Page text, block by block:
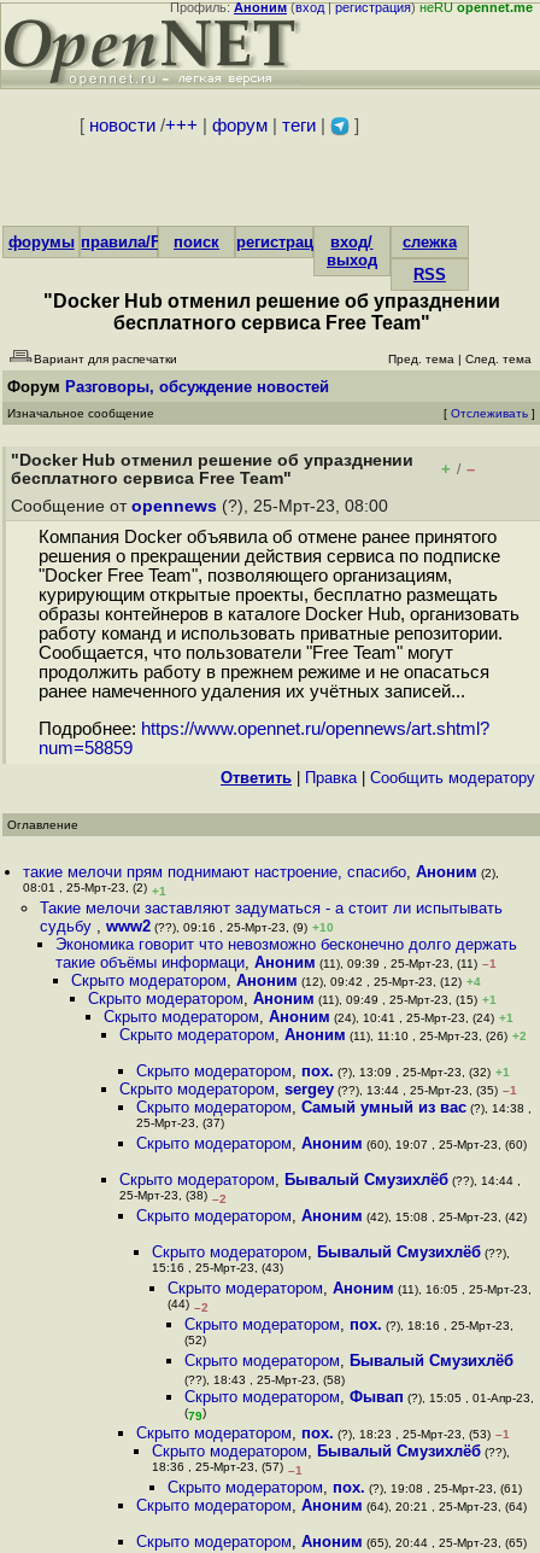
Профиль:Аноним(вход|регистрация)неRUopennet.me
[ новости/+++ форум| теги| ]
форумы правила/FAQпоиск регистрациявход/
выход
слежка
RSS
"Docker Hub отменил решение об упразднении
бесплатного сервиса Free Team"
Вариант для распечатки Пред. тема | След. тема
Форум Разговоры, обсуждение новостей
Изначальное сообщение [ Отслеживать ]
"Docker Hub отменил решение об упразднении
бесплатного сервиса Free Team"
+ / –
Сообщение от opennews (?), 25-Мрт-23, 08:00
Компания Docker объявила об отмене ранее принятого
решения о прекращении действия сервиса по подписке
"Docker Free Team", позволяющего организациям,
курирующим открытые проекты, бесплатно размещать
образы контейнеров в каталоге Docker Hub, организовать
работу команд и использовать приватные репозитории.
Сообщается, что пользователи "Free Team" могут
продолжить работу в прежнем режиме и не опасаться
ранее намеченного удаления их учётных записей...
Подробнее: https://www.opennet.ru/opennews/art.shtml?
num=58859
Ответить Правка| Cообщить модератору
Оглавление
такие мелочи прям поднимают настроение, спасибо,Аноним (2),
08:01 , 25-Мрт-23, (2) +1
Такие мелочи заставляют задуматься - а стоит ли испытывать
судьбу , www2(??), 09:16 , 25-Мрт-23, (9) +10
Экономика говорит что невозможно бесконечно долго держать
такие объёмы информаци, Аноним (11), 09:39 , 25-Мрт-23, (11) –1
Скрыто модератором,Аноним (12), 09:42 , 25-Мрт-23, (12) +4
Скрыто модератором, Аноним (11), 09:49 , 25-Мрт-23, (15) +1
Скрыто модератором, Аноним (24), 10:41 , 25-Мрт-23, (24) +1
Скрыто модератором,Аноним (11), 11:10 , 25-Мрт-23, (26) +2
Скрыто модератором, пох. (?), 13:09 , 25-Мрт-23, (32) +1
Скрыто модератором,sergey (??), 13:44 , 25-Мрт-23, (35) –1
Скрыто модератором, Самый умный из вас(?), 14:38 ,
25-Мрт-23, (37)
Скрыто модератором, Аноним (60), 19:07 , 25-Мрт-23, (60)
Скрыто модератором, Бывалый Смузихлёб (??), 14:44 ,
25-Мрт-23, (38) –2
Скрыто модератором, Аноним (42), 15:08 , 25-Мрт-23, (42)
Скрыто модератором, Бывалый Смузихлёб(??),
15:16 , 25-Мрт-23, (43)
Скрыто модератором,Аноним (11), 16:05 , 25-Мрт-23,
(44) –2
Скрыто модератором, пох. (?), 18:16 , 25-Мрт-23,
(52)
Скрыто модератором, Бывалый Смузихлёб
(??), 18:43 , 25-Мрт-23, (58)
Скрыто модератором, Фывап (?), 15:05 , 01-Апр-23,
(79)
Скрыто модератором, пох. (?), 18:23 , 25-Мрт-23, (53) –1
Скрыто модератором, Бывалый Смузихлёб(??),
18:36 , 25-Мрт-23, (57) –1
Скрыто модератором, пох. (?), 19:08 , 25-Мрт-23, (61)
Скрыто модератором, Аноним (64), 20:21 , 25-Мрт-23, (64)
Скрыто модератором, Аноним (65), 20:44 , 25-Мрт-23, (65)